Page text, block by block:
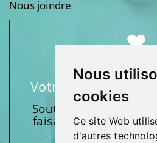
Nous
cookies
Ce site Web
d'autres
Nous joindre
Votre soutien fait
Soutenez l’une de
faisant un don et en